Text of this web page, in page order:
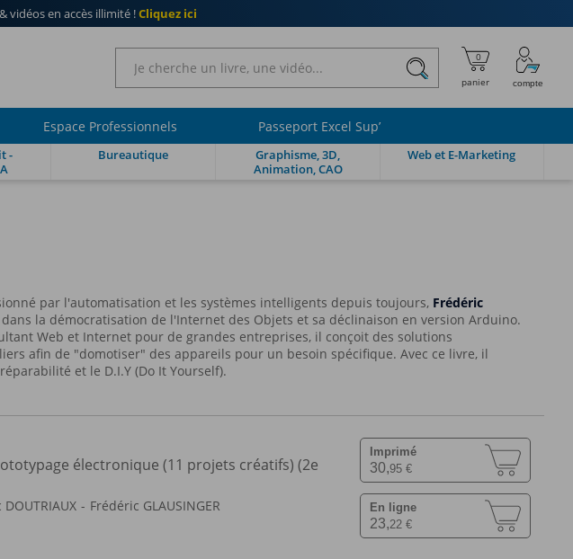
vidéos en accès illimité !Cliquez ici
Espace Professionnels Passeport Excel Sup’
-
Bureautique
Graphisme, 3D,
Animation, CAO
Web et E-Marketing
par l'automatisation et les systèmes intelligents depuis toujours, Frédéric
la démocratisation de l'Internet des Objets et sa déclinaison en version Arduino.
Web et Internet pour de grandes entreprises, il conçoit des solutions
afin de "domotiser" des appareils pour un besoin spécifique. Avec ce livre, il
et le D.I.Y (Do It Yourself).
électronique (11 projets créatifs) (2e
Frédéric GLAUSINGER
Imprimé
30,95 €
En ligne
23,22 €